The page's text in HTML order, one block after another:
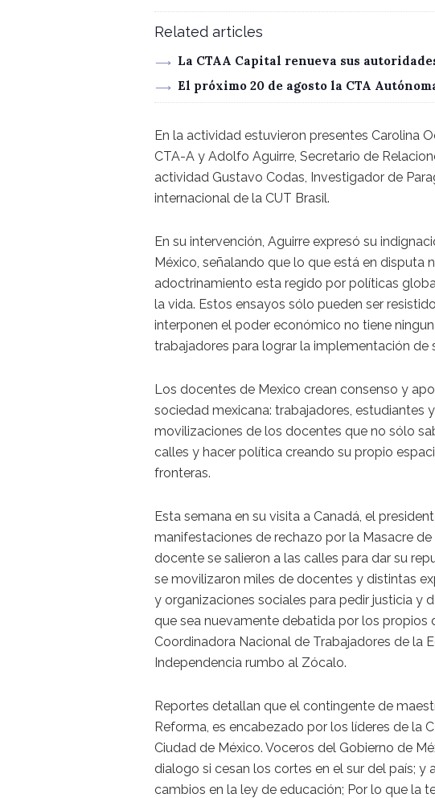
Related articles
La CTAA Capital renueva sus
El próximo 20 de agosto la CTA
En la actividad estuvieron presentes Carolina
CTA-A y Adolfo Aguirre, Secretario de
actividad Gustavo Codas, Investigador de
internacional de la CUT Brasil.
En su intervención, Aguirre expresó su
México, señalando que lo que está en disputa
adoctrinamiento esta regido por políticas
la vida. Estos ensayos sólo pueden ser
interponen el poder económico no tiene
trabajadores para lograr la implementación de
Los docentes de Mexico crean consenso y
sociedad mexicana: trabajadores, estudiantes
movilizaciones de los docentes que no sólo
calles y hacer política creando su propio
fronteras.
Esta semana en su visita a Canadá, el
manifestaciones de rechazo por la Masacre
docente se salieron a las calles para dar su
se movilizaron miles de docentes y distintas
y organizaciones sociales para pedir justicia y
que sea nuevamente debatida por los propios
Coordinadora Nacional de Trabajadores de la
Independencia rumbo al Zócalo.
Reportes detallan que el contingente de
Reforma, es encabezado por los líderes de la
Ciudad de México. Voceros del Gobierno de
dialogo si cesan los cortes en el sur del país; y
cambios en la ley de educación; Por lo que la